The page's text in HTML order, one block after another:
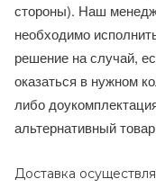
стороны). Наш
необходимо
решение на случай,
оказаться в нужном
либо
альтернативный
Доставка